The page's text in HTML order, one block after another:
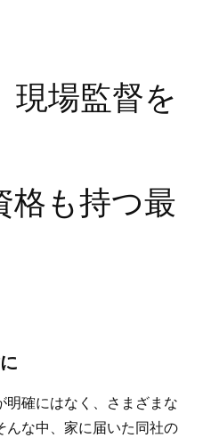
現場監督を
格も持つ最
確にはなく、さまざまな
な中、家に届いた同社の